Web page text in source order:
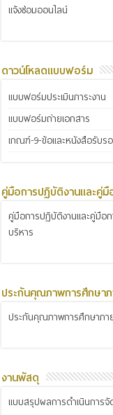
แจ้งซ่อมออนไลน์
ดาวน์โหลดแบบฟอร์ม
แบบฟอร์มประเมินภาระงาน
แบบฟอร์มถ่ายเอกสาร
เกณฑ์-9-ข้อและหนังสือรับร
คู่มือการปฏิบัติงานและคู่มื
คู่มือการปฏิบัติงานและคู่มือ
บริหาร
ประกันคุณภาพการศึกษาภ
ประกันคุณภาพการศึกษาภา
งานพัสดุ
แบบสรุปผลการดำเนินการ